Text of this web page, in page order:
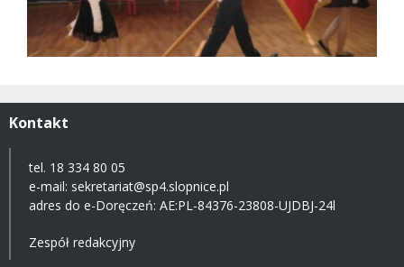
Kontakt
tel. 18 334 80 05
e-mail: sekretariat@sp4.slopnice.pl
adres do e-Doręczeń: AE:PL-84376-23808-UJDBJ-24l
Zespół redakcyjny